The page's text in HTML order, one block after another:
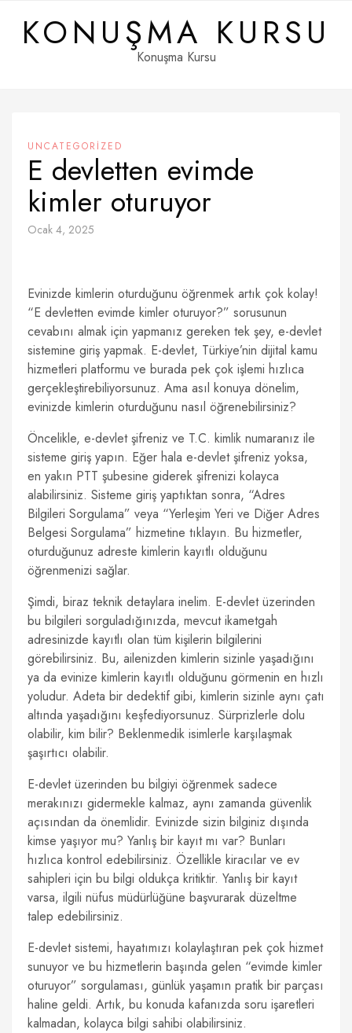
contentKONUŞMA KURSU
Konuşma Kursu
UNCATEGORIZED
E devletten evimde
kimler oturuyor
Ocak 4, 2025
Evinizde kimlerin oturduğunu öğrenmek artık çok kolay!
“E devletten evimde kimler oturuyor?” sorusunun
cevabını almak için yapmanız gereken tek şey, e-devlet
sistemine giriş yapmak. E-devlet, Türkiye’nin dijital kamu
hizmetleri platformu ve burada pek çok işlemi hızlıca
gerçekleştirebiliyorsunuz. Ama asıl konuya dönelim,
evinizde kimlerin oturduğunu nasıl öğrenebilirsiniz?
Öncelikle, e-devlet şifreniz ve T.C. kimlik numaranız ile
sisteme giriş yapın. Eğer hala e-devlet şifreniz yoksa,
en yakın PTT şubesine giderek şifrenizi kolayca
alabilirsiniz. Sisteme giriş yaptıktan sonra, “Adres
Bilgileri Sorgulama” veya “Yerleşim Yeri ve Diğer Adres
Belgesi Sorgulama” hizmetine tıklayın. Bu hizmetler,
oturduğunuz adreste kimlerin kayıtlı olduğunu
öğrenmenizi sağlar.
Şimdi, biraz teknik detaylara inelim. E-devlet üzerinden
bu bilgileri sorguladığınızda, mevcut ikametgah
adresinizde kayıtlı olan tüm kişilerin bilgilerini
görebilirsiniz. Bu, ailenizden kimlerin sizinle yaşadığını
ya da evinize kimlerin kayıtlı olduğunu görmenin en hızlı
yoludur. Adeta bir dedektif gibi, kimlerin sizinle aynı çatı
altında yaşadığını keşfediyorsunuz. Sürprizlerle dolu
olabilir, kim bilir? Beklenmedik isimlerle karşılaşmak
şaşırtıcı olabilir.
E-devlet üzerinden bu bilgiyi öğrenmek sadece
merakınızı gidermekle kalmaz, aynı zamanda güvenlik
açısından da önemlidir. Evinizde sizin bilginiz dışında
kimse yaşıyor mu? Yanlış bir kayıt mı var? Bunları
hızlıca kontrol edebilirsiniz. Özellikle kiracılar ve ev
sahipleri için bu bilgi oldukça kritiktir. Yanlış bir kayıt
varsa, ilgili nüfus müdürlüğüne başvurarak düzeltme
talep edebilirsiniz.
E-devlet sistemi, hayatımızı kolaylaştıran pek çok hizmet
sunuyor ve bu hizmetlerin başında gelen “evimde kimler
oturuyor” sorgulaması, günlük yaşamın pratik bir parçası
haline geldi. Artık, bu konuda kafanızda soru işaretleri
kalmadan, kolayca bilgi sahibi olabilirsiniz.